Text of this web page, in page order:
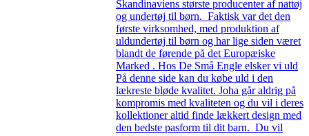
Skandinaviens største producenter af nattøj
og undertøj til børn. Faktisk var det den
første virksomhed, med produktion af
uldundertøj til børn og har lige siden været
blandt de førende på det Europæiske
Marked . Hos De Små Engle elsker vi uld
På denne side kan du købe uld i den
lækreste bløde kvalitet. Joha går aldrig på
kompromis med kvaliteten og du vil i deres
kollektioner altid finde lækkert design med
den bedste pasform til dit barn. Du vil